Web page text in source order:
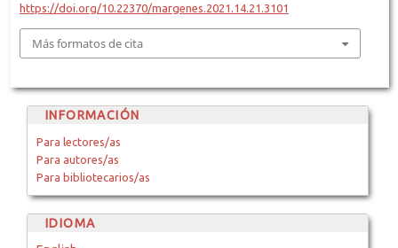
https://doi.org/10.22370/margenes.2021.14.21.3101
Más formatos de cita
INFORMACIÓN
Para lectores/as
Para autores/as
Para bibliotecarios/as
IDIOMA